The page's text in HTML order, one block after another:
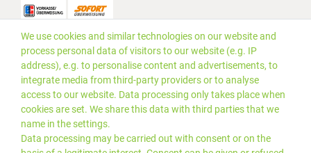
Versand
We use cookies and similar technologies on our website and
process personal data of visitors to our website (e.g. IP
address), e.g. to personalise content and advertisements, to
integrate media from third-party providers or to analyse
access to our website. Data processing only takes place when
cookies are set. We share this data with third parties that we
name in the settings.
Data processing may be carried out with consent or on the